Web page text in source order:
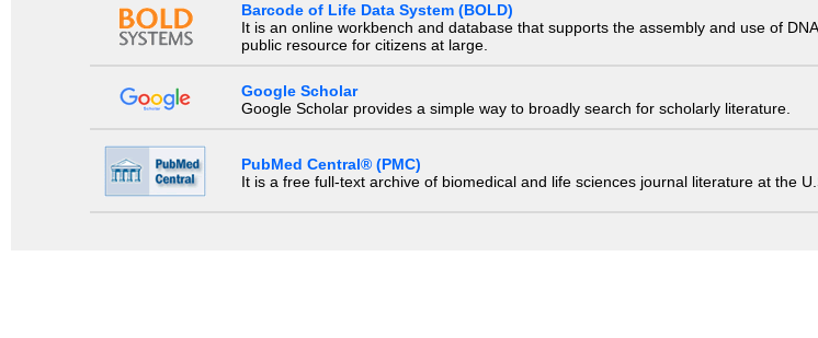
Barcode of Life Data System (BOLD)
It is an online workbench and database that supports the assembly and use of
public resource for citizens at large.
Google Scholar
Google Scholar provides a simple way to broadly search for scholarly literature.
PubMed Central® (PMC)
It is a free full-text archive of biomedical and life sciences journal literature at the